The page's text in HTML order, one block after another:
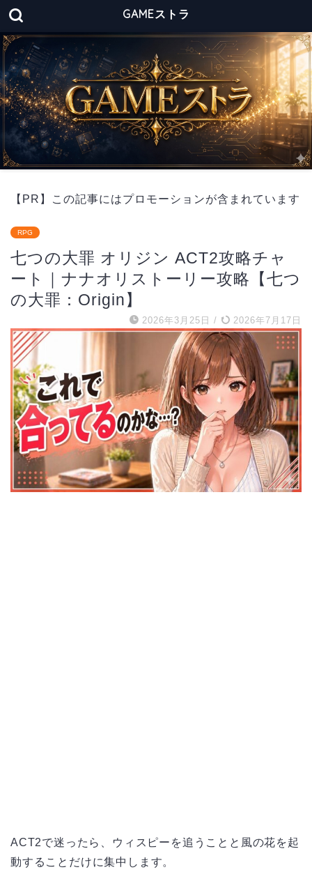
GAMEストラ
【PR】この記事にはプロモーションが含まれています
RPG
七つの大罪 オリジン ACT2攻略チャ
ート｜ナナオリストーリー攻略【七つ
の大罪：Origin】
2026年3月25日 / 2026年7月17日
ACT2で迷ったら、ウィスピーを追うことと風の花を起
動することだけに集中します。